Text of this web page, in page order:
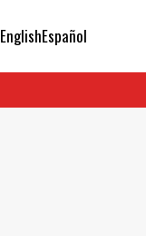
EnglishEspañol